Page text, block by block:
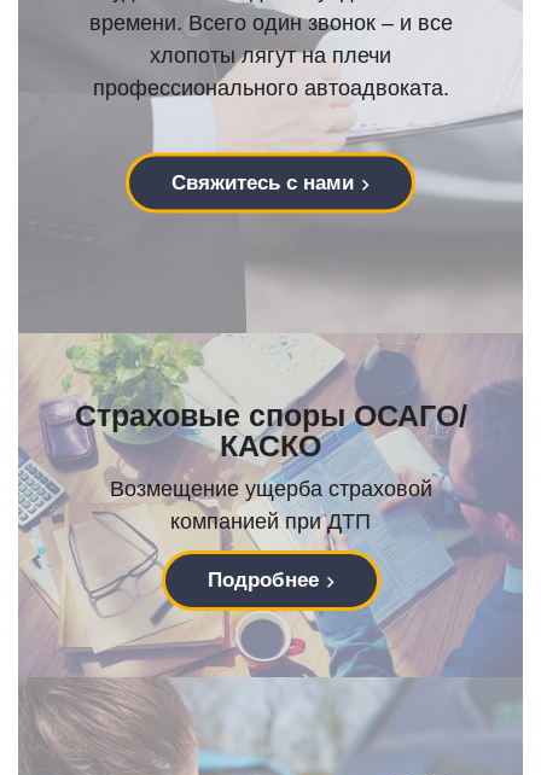
времени. Всего один звонок – и все
хлопоты лягут на плечи
профессионального автоадвоката.
Свяжитесь с нами
Страховые споры ОСАГО/
КАСКО
Возмещение ущерба страховой
компанией при ДТП
Подробнее